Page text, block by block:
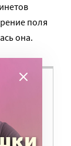
поля
она.
ЭТУ